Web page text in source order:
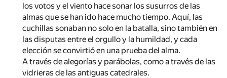
los votos y el viento hace sonar los susurros de las
almas que se han ido hace mucho tiempo. Aquí, las
cuchillas sonaban no solo en la batalla, sino también en
las disputas entre el orgullo y la humildad, y cada
elección se convirtió en una prueba del alma.
A través de alegorías y parábolas, como a través de las
vidrieras de las antiguas catedrales.